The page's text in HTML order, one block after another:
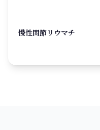
慢性関節リウマチ